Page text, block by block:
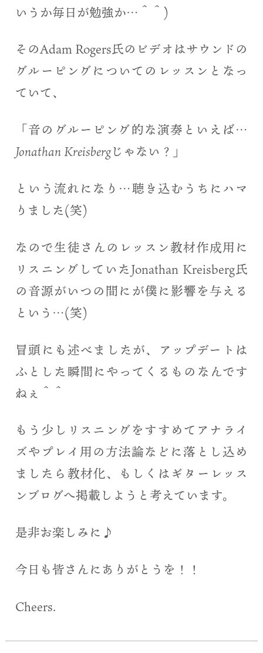
いうか毎日が勉強か…＾＾)
そのAdam Rogers氏のビデオはサウンドの
グルーピングについてのレッスンとなっ
ていて、
「音のグルーピング的な演奏といえば…
Jonathan Kreisbergじゃない？ 」
という流れになり…聴き込むうちにハマ
りました(笑)
なので生徒さんのレッスン教材作成用に
リスニングしていたJonathan Kreisberg氏
の音源がいつの間にが僕に影響を与える
という…(笑)
冒頭にも述べましたが、アップデートは
ふとした瞬間にやってくるものなんです
ねぇ＾＾
もう少しリスニングをすすめてアナライ
ズやプレイ用の方法論などに落とし込め
ましたら教材化、もしくはギターレッス
ンブログへ掲載しようと考えています。
是非お楽しみに♪
今日も皆さんにありがとうを！！
Cheers.